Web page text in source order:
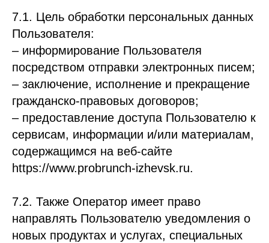
7.1. Цель обработки персональных данных
Пользователя:
– информирование Пользователя
посредством отправки электронных писем;
– заключение, исполнение и прекращение
гражданско-правовых договоров;
– предоставление доступа Пользователю к
сервисам, информации и/или материалам,
содержащимся на веб-сайте
https://www.probrunch-izhevsk.ru.
7.2. Также Оператор имеет право
направлять Пользователю уведомления о
новых продуктах и услугах, специальных